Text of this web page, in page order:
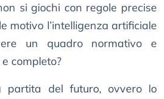
si giochi con regole precise
motivo l’intelligenza artificiale
un quadro normativo e
completo?
partita del futuro, ovvero lo